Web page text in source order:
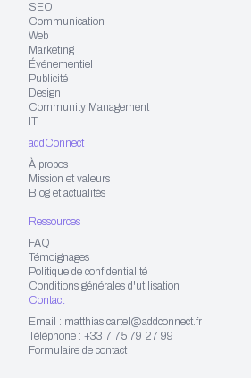
SEO
Communication
Web
Marketing
Événementiel
Publicité
Design
Community Management
IT
addConnect
À propos
Mission et valeurs
Blog et actualités
Ressources
FAQ
Témoignages
Politique de confidentialité
Conditions générales d'utilisation
Contact
Email : matthias.cartel@addconnect.fr
Téléphone : +33 7 75 79 27 99
Formulaire de contact